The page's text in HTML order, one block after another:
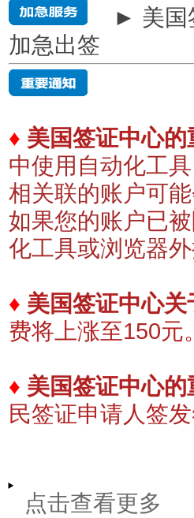
► 美国
加急出签
♦ 美国签证中心的
中使用自动化工
相关联的账户可
如果您的账户已
化工具或浏览器外
♦ 美国签证中心
费将上涨至150元。
♦ 美国签证中心的
民签证申请人签发
点击查看更多